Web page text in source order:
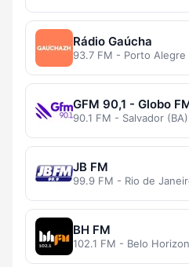
Rádio Gaúcha
93.7 FM - Porto Alegre
GFM 90,1 - Globo
90.1 FM - Salvador (BA)
JB FM
99.9 FM - Rio de
BH FM
102.1 FM - Belo